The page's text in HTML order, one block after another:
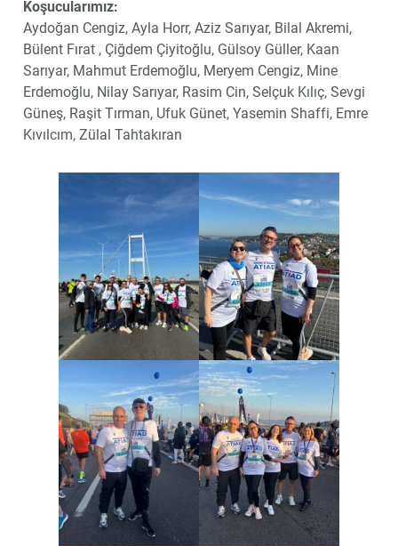
Koşucularımız:
Aydoğan Cengiz, Ayla Horr, Aziz Sarıyar, Bilal Akremi,
Bülent Fırat , Çiğdem Çiyitoğlu, Gülsoy Güller, Kaan
Sarıyar, Mahmut Erdemoğlu, Meryem Cengiz, Mine
Erdemoğlu, Nilay Sarıyar, Rasim Cin, Selçuk Kılıç, Sevgi
Güneş, Raşit Tırman, Ufuk Günet, Yasemin Shaffi, Emre
Kıvılcım, Zülal Tahtakıran